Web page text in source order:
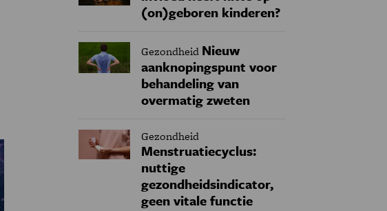
(on)geboren kinderen?
Gezondheid Nieuw
aanknopingspunt voor
behandeling van
overmatig zweten
Gezondheid
Menstruatiecyclus:
nuttige
gezondheidsindicator,
geen vitale functie